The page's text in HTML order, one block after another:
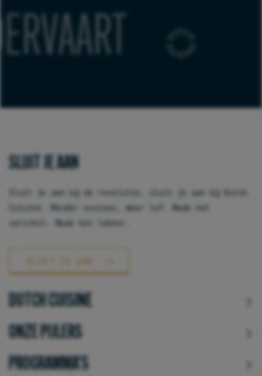
DUTCH CUISINE
ONZE PIJLERS
PROGRAMMA'S
SLUIT JE AAN
Sluit je aan bij de revolutie, sluit je aan bij Dutch
Cuisine. Minder excuses, meer lef. Maak het
verschil. Maak het lekker.
SLUIT JE AAN